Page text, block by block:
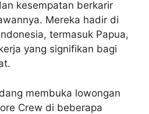
kesempatan berkarir
Mereka hadir di
termasuk Papua,
yang signifikan bagi
membuka lowongan
Crew di beberapa